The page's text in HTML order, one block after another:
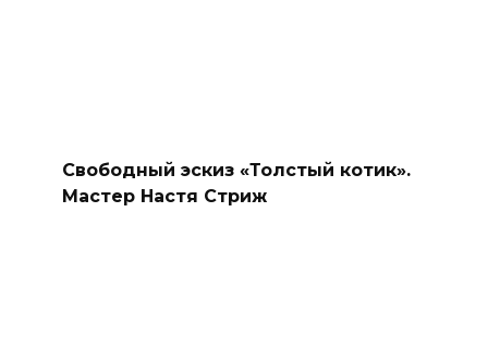
Свободный эскиз «Толстый котик».
Мастер Настя Стриж